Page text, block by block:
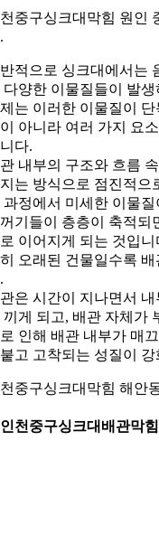
중구싱크대막힘 원인
적으로 싱크대에서는
다양한 이물질들이 발생
는 이러한 이물질이
아니라 여러 가지 요
다.
내부의 구조와 흐름
는 방식으로 점진적으
과정에서 미세한 이물
기들이 층층이 축적되
이어지게 되는 것입니
오래된 건물일수록
은 시간이 지나면서
끼게 되고, 배관 자체가
인해 배관 내부가 매
고 고착되는 성질이 강
중구싱크대막힘 해안
천중구싱크대배관막